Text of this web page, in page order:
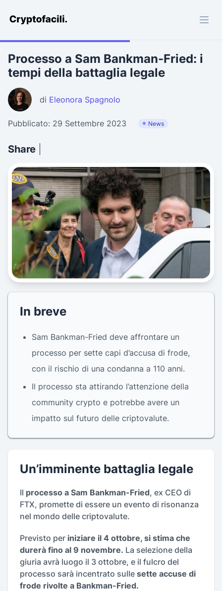
Cryptofacili.com
Processo a Sam Bankman-Fried: i
tempi della battaglia legale
di Eleonora Spagnolo
Pubblicato: 29 Settembre 2023 News
Share
In breve
Sam Bankman-Fried deve affrontare un
processo per sette capi d’accusa di frode,
con il rischio di una condanna a 110 anni.
Il processo sta attirando l’attenzione della
community crypto e potrebbe avere un
impatto sul futuro delle criptovalute.
Un’imminente battaglia legale
Il processo a Sam Bankman-Fried, ex CEO di
FTX, promette di essere un evento di risonanza
nel mondo delle criptovalute.
Previsto per iniziare il 4 ottobre, si stima che
durerà fino al 9 novembre. La selezione della
giuria avrà luogo il 3 ottobre, e il fulcro del
processo sarà incentrato sulle sette accuse di
frode rivolte a Bankman-Fried.